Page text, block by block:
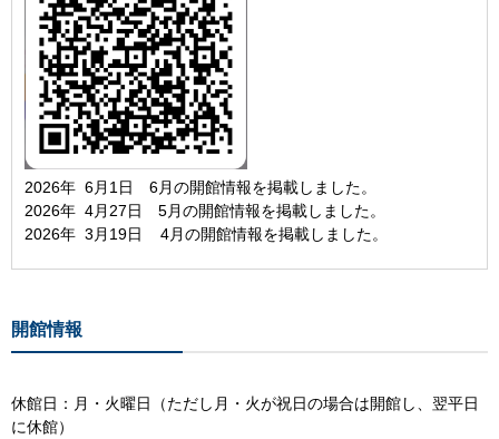
​2026年 6月1日 6月の開館情報を掲載しました。
2026年 4月27日 5月の開館情報を掲載しました。
2026年 3月19日 4月の開館情報を掲載しました。
開館情報
休館日：月・火曜日（ただし月・火が祝日の場合は開館し、翌平日
に休館）